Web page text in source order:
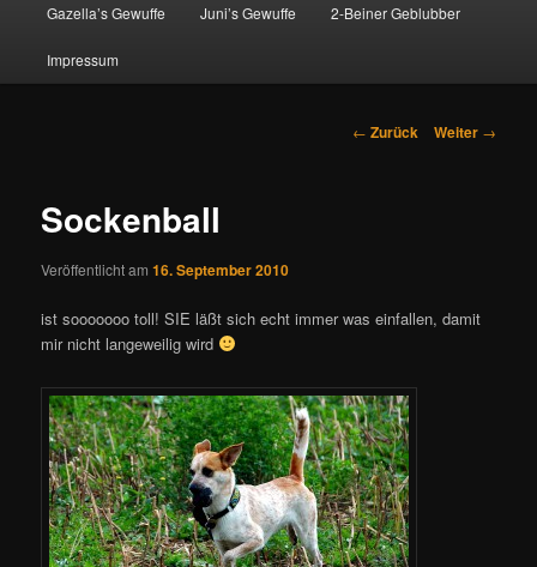
Gazella’s Gewuffe Juni’s Gewuffe 2-Beiner Geblubber
Impressum
Beitrags-
← Zurück Weiter →
Sockenball
Veröffentlicht am16. September 2010
ist sooooooo toll! SIE läßt sich echt immer was einfallen, damit
mir nicht langeweilig wird